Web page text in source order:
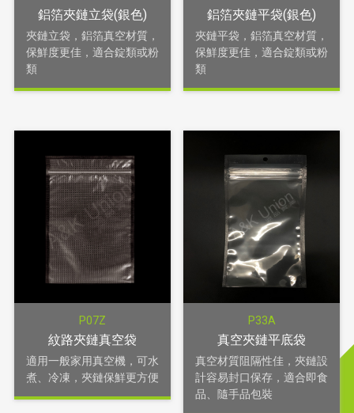
鋁箔夾鏈立袋(銀色)
夾鏈立袋，鋁箔真空材質，
保鮮度更佳，適合錠類或粉
類
鋁箔夾鏈平袋(銀色)
夾鏈平袋，鋁箔真空材質，
保鮮度更佳，適合錠類或粉
類
P07Z
紋路夾鏈真空袋
適用一般家用真空機，可水
煮、冷凍，夾鏈保鮮更方便
P33A
真空夾鏈平底袋
真空材質阻隔性佳，夾鏈設
計容易封口保存，適合即食
品、隨手品包裝